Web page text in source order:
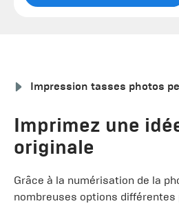
Impression tasses photos
Imprimez une
originale
Grâce à la numérisation de la
nombreuses options